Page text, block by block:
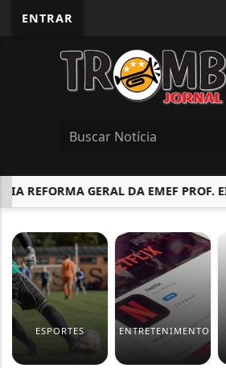
ENTRAR
REFORMA GERAL DA EMEF PROF.
ESPORTES ENTRETENIMENTO